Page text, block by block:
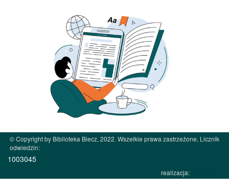
© Copyright by Biblioteka Biecz, 2022. Wszelkie prawa zastrzeżone, Licznik
odwiedzin:
1003045
realizacja: